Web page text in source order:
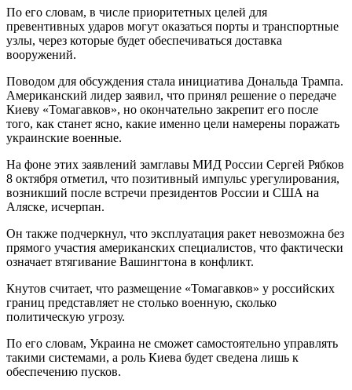
По его словам, в числе приоритетных целей для
превентивных ударов могут оказаться порты и транспортные
узлы, через которые будет обеспечиваться доставка
вооружений.
Поводом для обсуждения стала инициатива Дональда Трампа.
Американский лидер заявил, что принял решение о передаче
Киеву «Томагавков», но окончательно закрепит его после
того, как станет ясно, какие именно цели намерены поражать
украинские военные.
На фоне этих заявлений замглавы МИД России Сергей Рябков
8 октября отметил, что позитивный импульс урегулирования,
возникший после встречи президентов России и США на
Аляске, исчерпан.
Он также подчеркнул, что эксплуатация ракет невозможна без
прямого участия американских специалистов, что фактически
означает втягивание Вашингтона в конфликт.
Кнутов считает, что размещение «Томагавков» у российских
границ представляет не столько военную, сколько
политическую угрозу.
По его словам, Украина не сможет самостоятельно управлять
такими системами, а роль Киева будет сведена лишь к
обеспечению пусков.